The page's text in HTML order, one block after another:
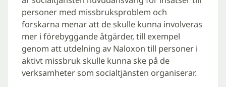
personer med missbruksproblem och
forskarna menar att de skulle kunna involveras
mer i förebyggande åtgärder, till exempel
genom att utdelning av Naloxon till personer i
aktivt missbruk skulle kunna ske på de
verksamheter som socialtjänsten organiserar.